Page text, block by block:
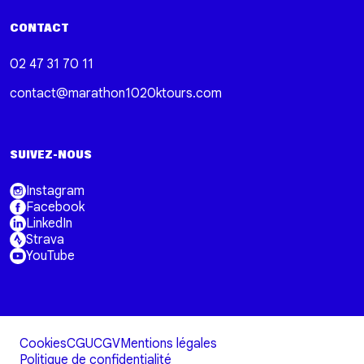
CONTACT
02 47 31 70 11
contact@marathon1020ktours.com
SUIVEZ-NOUS
Instagram
Facebook
LinkedIn
Strava
YouTube
CookiesCGUCGVMentions légales
Politique de confidentialité